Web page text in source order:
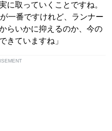
に取っていくことですね。
一番ですけれど、ランナー
らいかに抑えるのか、今の
きていますね」